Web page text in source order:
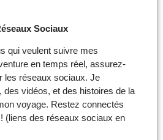
Sociaux
qui veulent suivre mes
en temps réel, assurez-
les réseaux sociaux. Je
des vidéos, et des histoires de la
voyage. Restez connectés
(liens des réseaux sociaux en